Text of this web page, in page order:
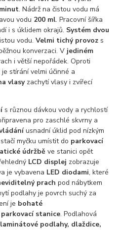
. Nádrž na čistou vodu má
vodu 200 ml. Pracovní šířka
i s úklidem okrajů. Systém dvou
vodu.Velmi tichý provoz s
konverzaci. V jediném
i větší nepořádek. Oproti
stírání velmi účinné a
vlasyzachytí vlasy i zvířecí
s různou dávkou vody a rychlostí
pro zaschlé skvrny a
usnadní úklid pod nízkým
myčku umístit do parkovací
údržbě ve stanici opět
LCD displej zobrazuje
je vybavena LED diodami, které
prach pod nábytkem
podlahy je povrch suchý za
je bohaté
stanice. Podlahová
podlahy, dlaždice,